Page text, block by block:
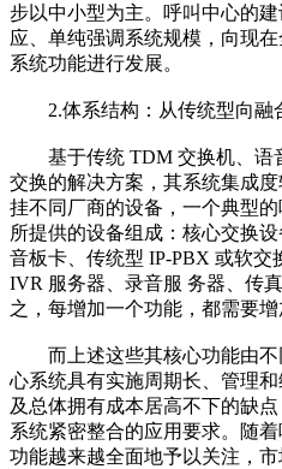
步以中小型为主。呼叫中心的
应、单纯强调系统规模，向现
系统功能进行发展。
2.体系结构：从传统型向融
基于传统 TDM 交换机、语
交换的解决方案，其系统集成
挂不同厂商的设备，一个典型
所提供的设备组成：核心交换
音板卡、传统型 IP-PBX 或软交
IVR 服务器、录音服 务器、传
之，每增加一个功能，都需要增
而上述这些其核心功能由不
心系统具有实施周期长、管理
及总体拥有成本居高不下的缺
系统紧密整合的应用要求。随
功能越来越全面地予以关注，